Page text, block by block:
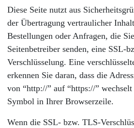
Diese Seite nutzt aus
der Übertragung vertraulicher
Bestellungen oder Anfragen, die
Seitenbetreiber senden, eine SSL-
Verschlüsselung. Eine
erkennen Sie daran, dass die
von “http://” auf “https://”
Symbol in Ihrer Browserzeile.
Wenn die SSL- bzw. TLS-